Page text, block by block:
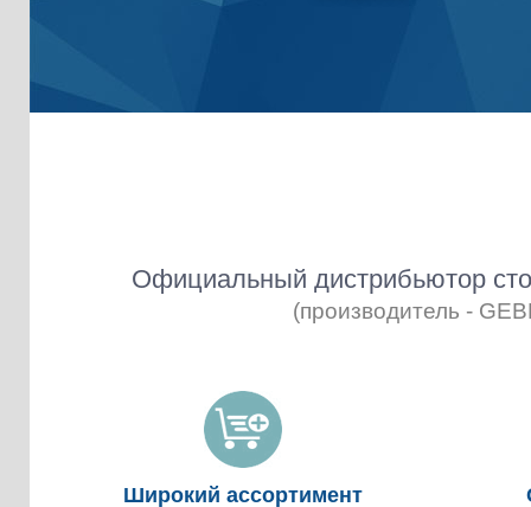
Официальный дистрибьютор
(производитель -
Широкий ассортимент